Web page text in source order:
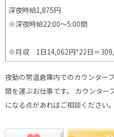
深夜時給1,875円
※深夜時給22:00〜5:00間
※月収 1日14,062円*22日＝
夜勤の常温倉庫内でのカウンター
類を運ぶお仕事です。 カウンター
になる点があればご相談ください